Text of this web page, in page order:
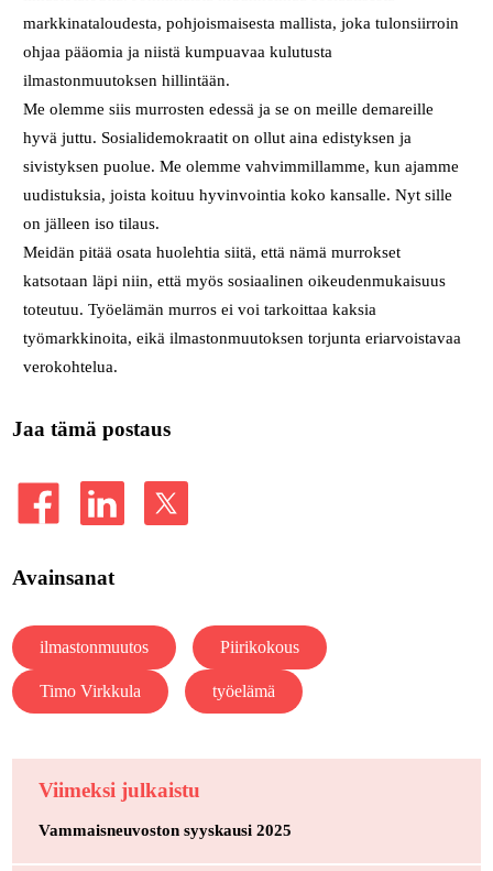
markkinataloudesta, pohjoismaisesta mallista, joka tulonsiirroin
ohjaa pääomia ja niistä kumpuavaa kulutusta
ilmastonmuutoksen hillintään.
Me olemme siis murrosten edessä ja se on meille demareille
hyvä juttu. Sosialidemokraatit on ollut aina edistyksen ja
sivistyksen puolue. Me olemme vahvimmillamme, kun ajamme
uudistuksia, joista koituu hyvinvointia koko kansalle. Nyt sille
on jälleen iso tilaus.
Meidän pitää osata huolehtia siitä, että nämä murrokset
katsotaan läpi niin, että myös sosiaalinen oikeudenmukaisuus
toteutuu. Työelämän murros ei voi tarkoittaa kaksia
työmarkkinoita, eikä ilmastonmuutoksen torjunta eriarvoistavaa
verokohtelua.
Jaa tämä postaus
Avainsanat
ilmastonmuutos Piirikokous
Timo Virkkula työelämä
Viimeksi julkaistu
Vammaisneuvoston syyskausi 2025